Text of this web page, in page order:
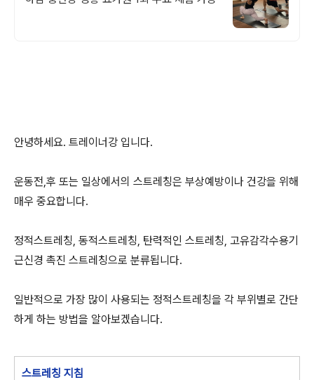
안녕하세요. 트레이너강 입니다.
운동전,후 또는 일상에서의 스트레칭은 부상예방이나 건강을 위해
매우 중요합니다.
정적스트레칭, 동적스트레칭, 탄력적인 스트레칭, 고유감각수용기
근신경 촉진 스트레칭으로 분류됩니다.
일반적으로 가장 많이 사용되는 정적스트레칭을 각 부위별로 간단
하게 하는 방법을 알아보겠습니다.
스트레칭 지침